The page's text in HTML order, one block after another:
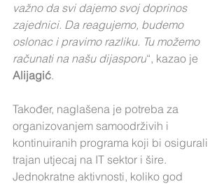
važno da svi dajemo svoj doprinos
zajednici. Da reagujemo, budemo
oslonac i pravimo razliku. Tu možemo
računati na našu dijasporu“, kazao je
Alijagić.
Također, naglašena je potreba za
organizovanjem samoodrživih i
kontinuiranih programa koji bi osigurali
trajan utjecaj na IT sektor i šire.
Jednokratne aktivnosti, koliko god